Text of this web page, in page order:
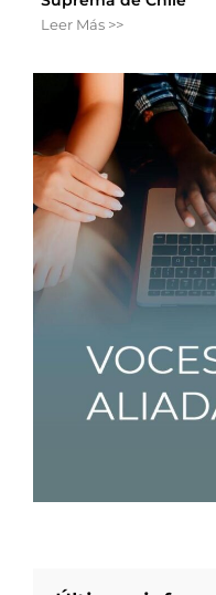
Leer Más >>